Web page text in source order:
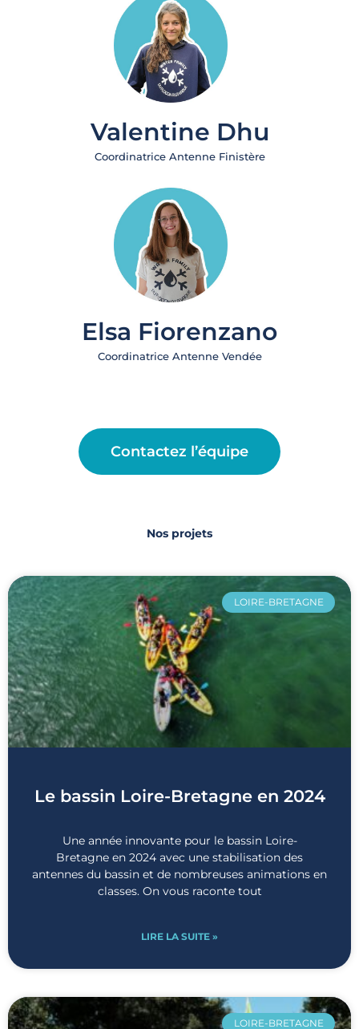
Valentine Dhu
Coordinatrice Antenne Finistère
Elsa Fiorenzano
Coordinatrice Antenne Vendée
Contactez l’équipe
Nos projets
LOIRE-BRETAGNE
Le bassin Loire-Bretagne en 2024
Une année innovante pour le bassin Loire-
Bretagne en 2024 avec une stabilisation des
antennes du bassin et de nombreuses animations en
classes. On vous raconte tout
LIRE LA SUITE »
LOIRE-BRETAGNE